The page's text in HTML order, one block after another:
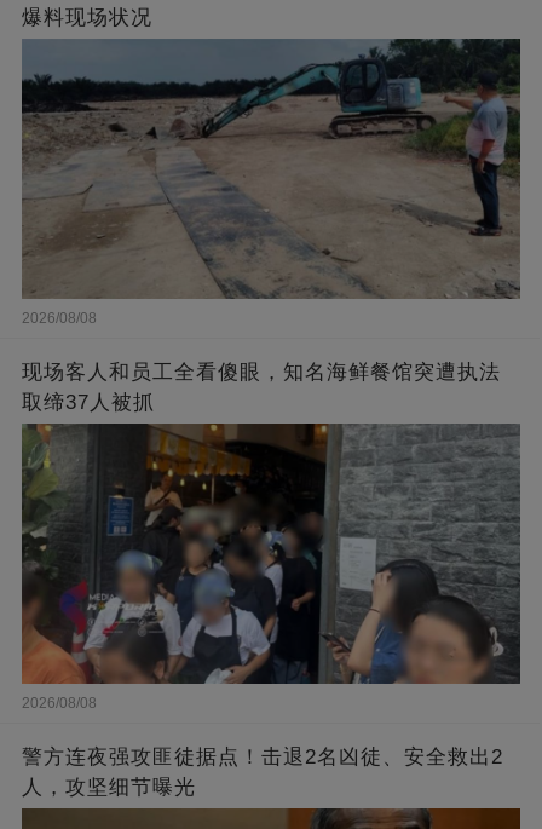
爆料现场状况
2026/08/08
现场客人和员工全看傻眼，知名海鲜餐馆突遭执法
取缔37人被抓
2026/08/08
警方连夜强攻匪徒据点！击退2名凶徒、安全救出2
人，攻坚细节曝光